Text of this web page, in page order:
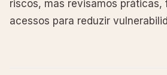
riscos, mas revisamos práticas,
acessos para reduzir